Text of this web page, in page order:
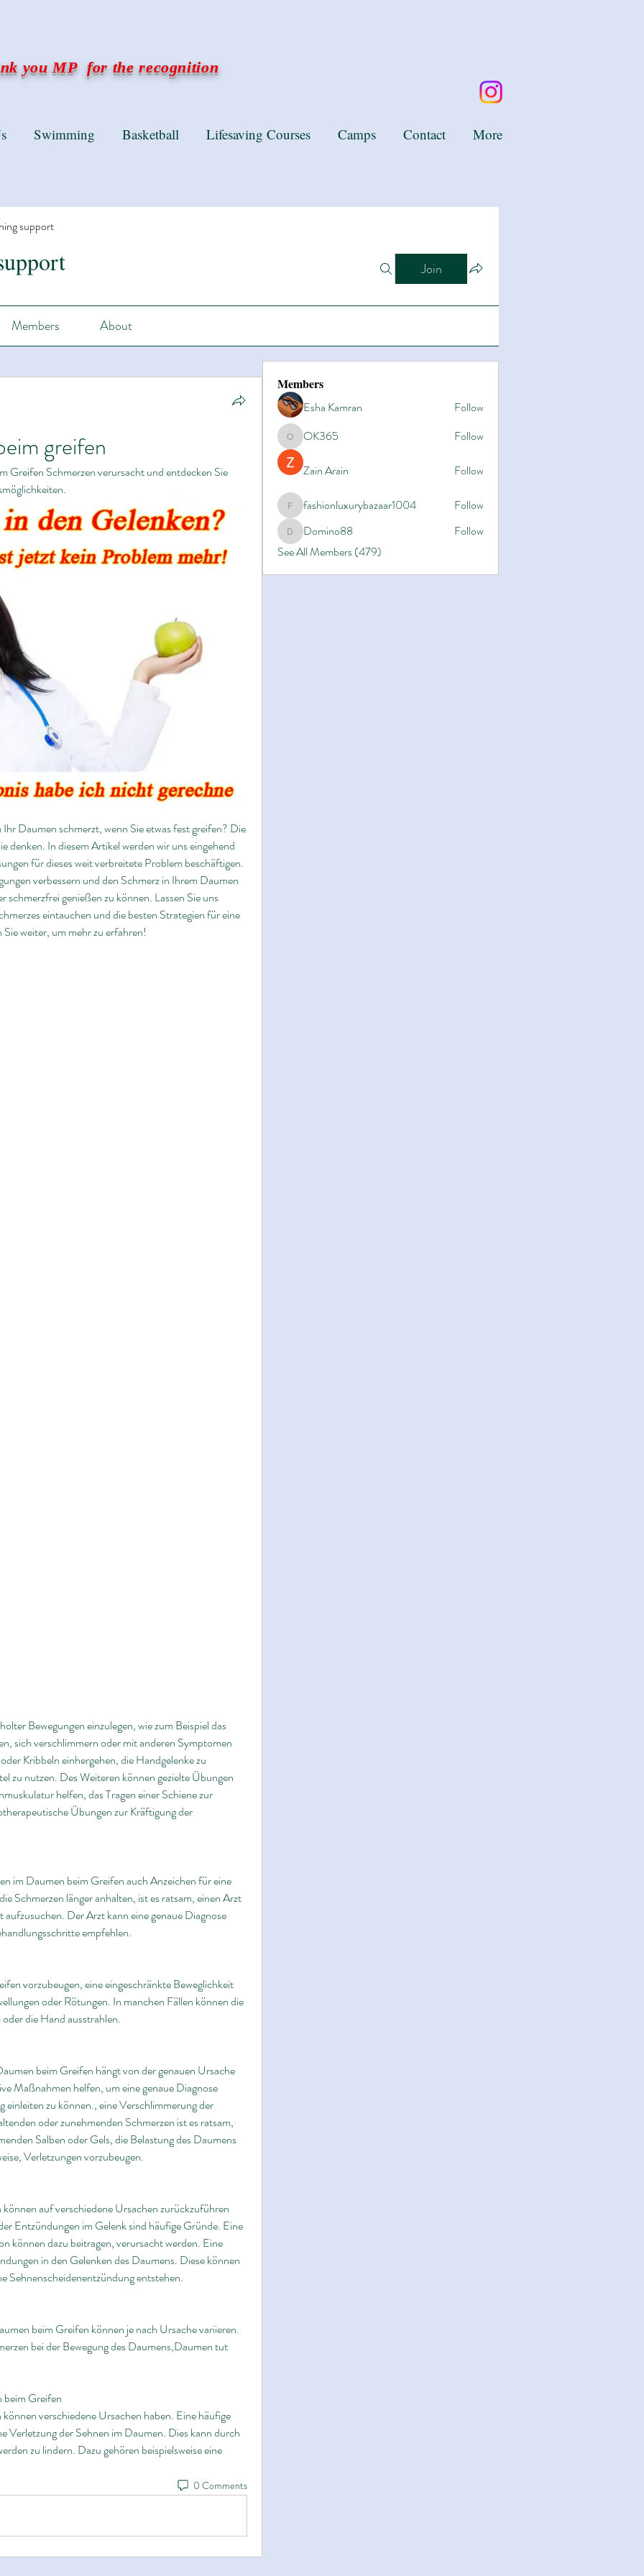
you MP for the recognition
support
Join
Members About
greifen
Greifen Schmerzen verursacht und entdecken Sie
Daumen schmerzt, wenn Sie etwas fest greifen? Die
denken. In diesem Artikel werden wir uns eingehend
für dieses weit verbreitete Problem beschäftigen.
verbessern und den Schmerz in Ihrem Daumen
schmerzfrei genießen zu können. Lassen Sie uns
eintauchen und die besten Strategien für eine
weiter, um mehr zu erfahren!
sich verschlimmern oder mit anderen Symptomen
Kribbeln einhergehen, die Handgelenke zu
zu nutzen. Des Weiteren können gezielte Übungen
helfen, das Tragen einer Schiene zur
Übungen zur Kräftigung der
im Daumen beim Greifen auch Anzeichen für eine
Schmerzen länger anhalten, ist es ratsam, einen Arzt
Der Arzt kann eine genaue Diagnose
empfehlen.
vorzubeugen, eine eingeschränkte Beweglichkeit
oder Rötungen. In manchen Fällen können die
die Hand ausstrahlen.
beim Greifen hängt von der genauen Ursache
Maßnahmen helfen, um eine genaue Diagnose
einleiten zu können., eine Verschlimmerung der
oder zunehmenden Schmerzen ist es ratsam,
Salben oder Gels, die Belastung des Daumens
Verletzungen vorzubeugen.
auf verschiedene Ursachen zurückzuführen
Entzündungen im Gelenk sind häufige Gründe. Eine
können dazu beitragen, verursacht werden. Eine
in den Gelenken des Daumens. Diese können
Sehnenscheidenentzündung entstehen.
beim Greifen können je nach Ursache variieren.
bei der Bewegung des Daumens,Daumen tut
beim Greifen
verschiedene Ursachen haben. Eine häufige
Verletzung der Sehnen im Daumen. Dies kann durch
zu lindern. Dazu gehören beispielsweise eine
0 Comments
Members
Esha Kamran
Follow
OK365OK365 Follow
Zain Arain Follow
fashionluxurybazaar1004
fashionluxurybazaar1004 Follow
Domino88
Domino88
Follow
See All Members (479)
Swimming Basketball Lifesaving Courses Camps Contact More